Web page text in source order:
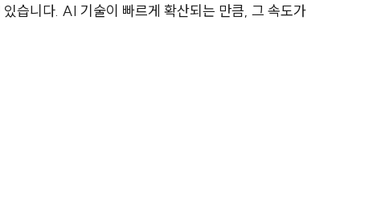
습니다. AI 기술이 빠르게 확산되는 만큼, 그 속도가